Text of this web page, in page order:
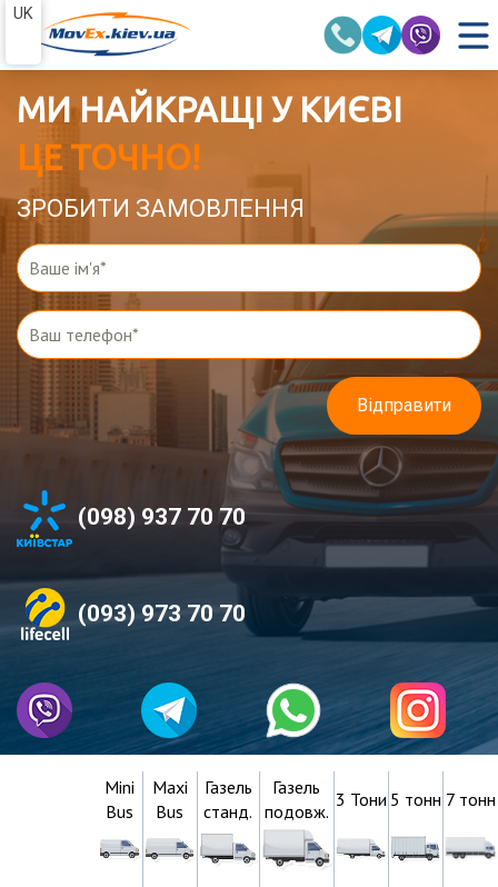
МИ НАЙКРАЩІ У КИЄВІ
ЦЕ ТОЧНО!
ЗРОБИТИ ЗАМОВЛЕННЯ
(098) 937 70 70
(093) 973 70 70
Mini
Bus
Maxi
Bus
Газель
станд.
Газель
подовж.
3 Тони 5 тонн 7 тонн
UK